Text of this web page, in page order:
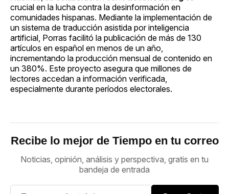
crucial en la lucha contra la desinformación en
comunidades hispanas. Mediante la implementación de
un sistema de traducción asistida por inteligencia
artificial, Porras facilitó la publicación de más de 130
artículos en español en menos de un año,
incrementando la producción mensual de contenido en
un 380%. Este proyecto asegura que millones de
lectores accedan a información verificada,
especialmente durante períodos electorales.
Recibe lo mejor de Tiempo en tu correo
Noticias, opinión, análisis y perspectiva, gratis en tu
bandeja de entrada